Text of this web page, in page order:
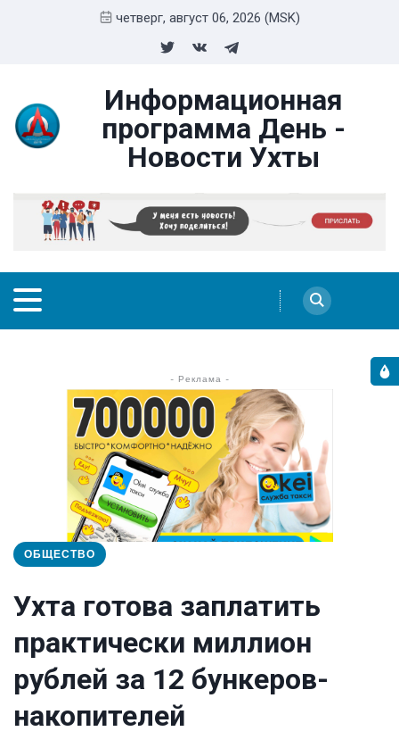
четверг, август 06, 2026 (MSK)
Информационная
программа День -
Новости Ухты
- Реклама -
ОБЩЕСТВО
Ухта готова заплатить
практически миллион
рублей за 12 бункеров-
накопителей